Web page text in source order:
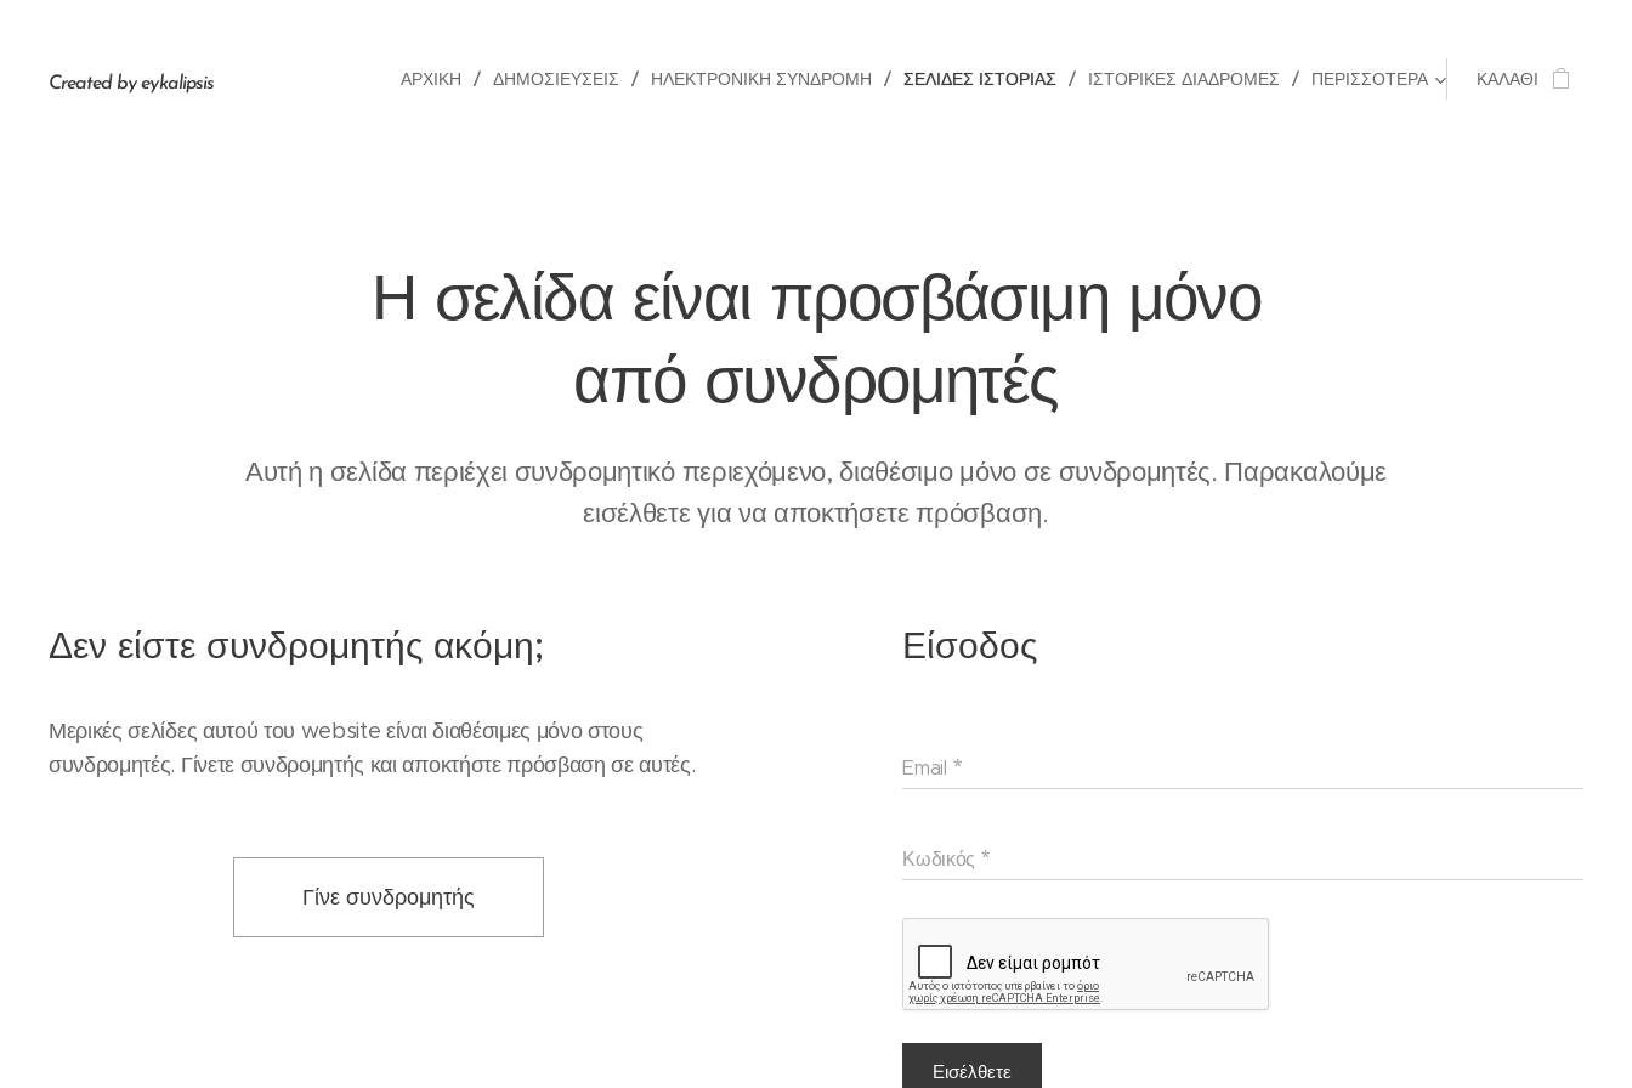
Created by eykalipsis ΑΡΧΙΚΉ ΔΗΜΟΣΙΕΎΣΕΙΣ ΗΛΕΚΤΡΟΝΙΚΉ ΣΥΝΔΡΟΜΉ ΣΕΛΊΔΕΣ ΙΣΤΟΡΊΑΣ ΙΣΤΟΡΙΚΈΣ ΔΙΑΔΡΟΜΈΣ ΠΕΡΙΣΣΌΤΕΡΑ ΚΑΛΆΘΙ
Η σελίδα είναι προσβάσιμη μόνο
από συνδρομητές
Αυτή η σελίδα περιέχει συνδρομητικό περιεχόμενο, διαθέσιμο μόνο σε συνδρομητές. Παρακαλούμε
εισέλθετε για να αποκτήσετε πρόσβαση.
Δεν είστε συνδρομητής ακόμη;
Μερικές σελίδες αυτού του website είναι διαθέσιμες μόνο στους
συνδρομητές. Γίνετε συνδρομητής και αποκτήστε πρόσβαση σε αυτές.
Γίνε συνδρομητής
Είσοδος
Email
Κωδικός
Εισέλθετε